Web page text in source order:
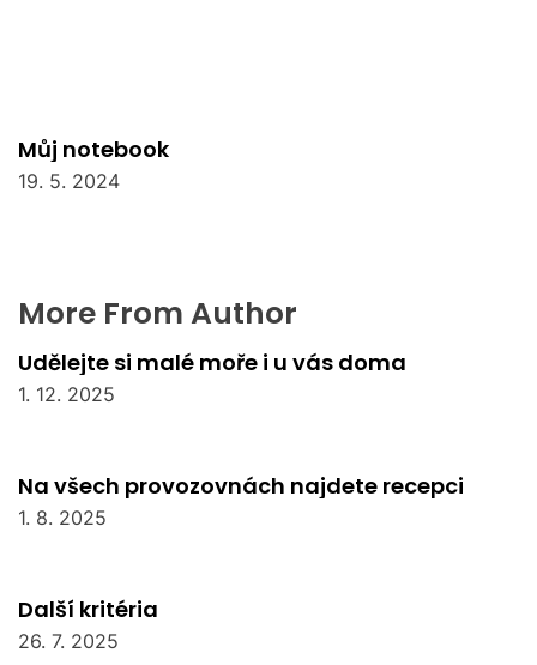
Můj notebook
19. 5. 2024
More From Author
Udělejte si malé moře i u vás doma
1. 12. 2025
Na všech provozovnách najdete recepci
1. 8. 2025
Další kritéria
26. 7. 2025